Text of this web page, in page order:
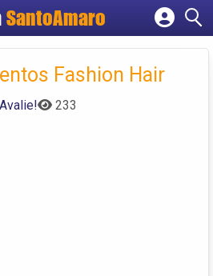
SantoAmaro
Cadastrar empresa
Criar contaFashion Hair
Avalie! 233